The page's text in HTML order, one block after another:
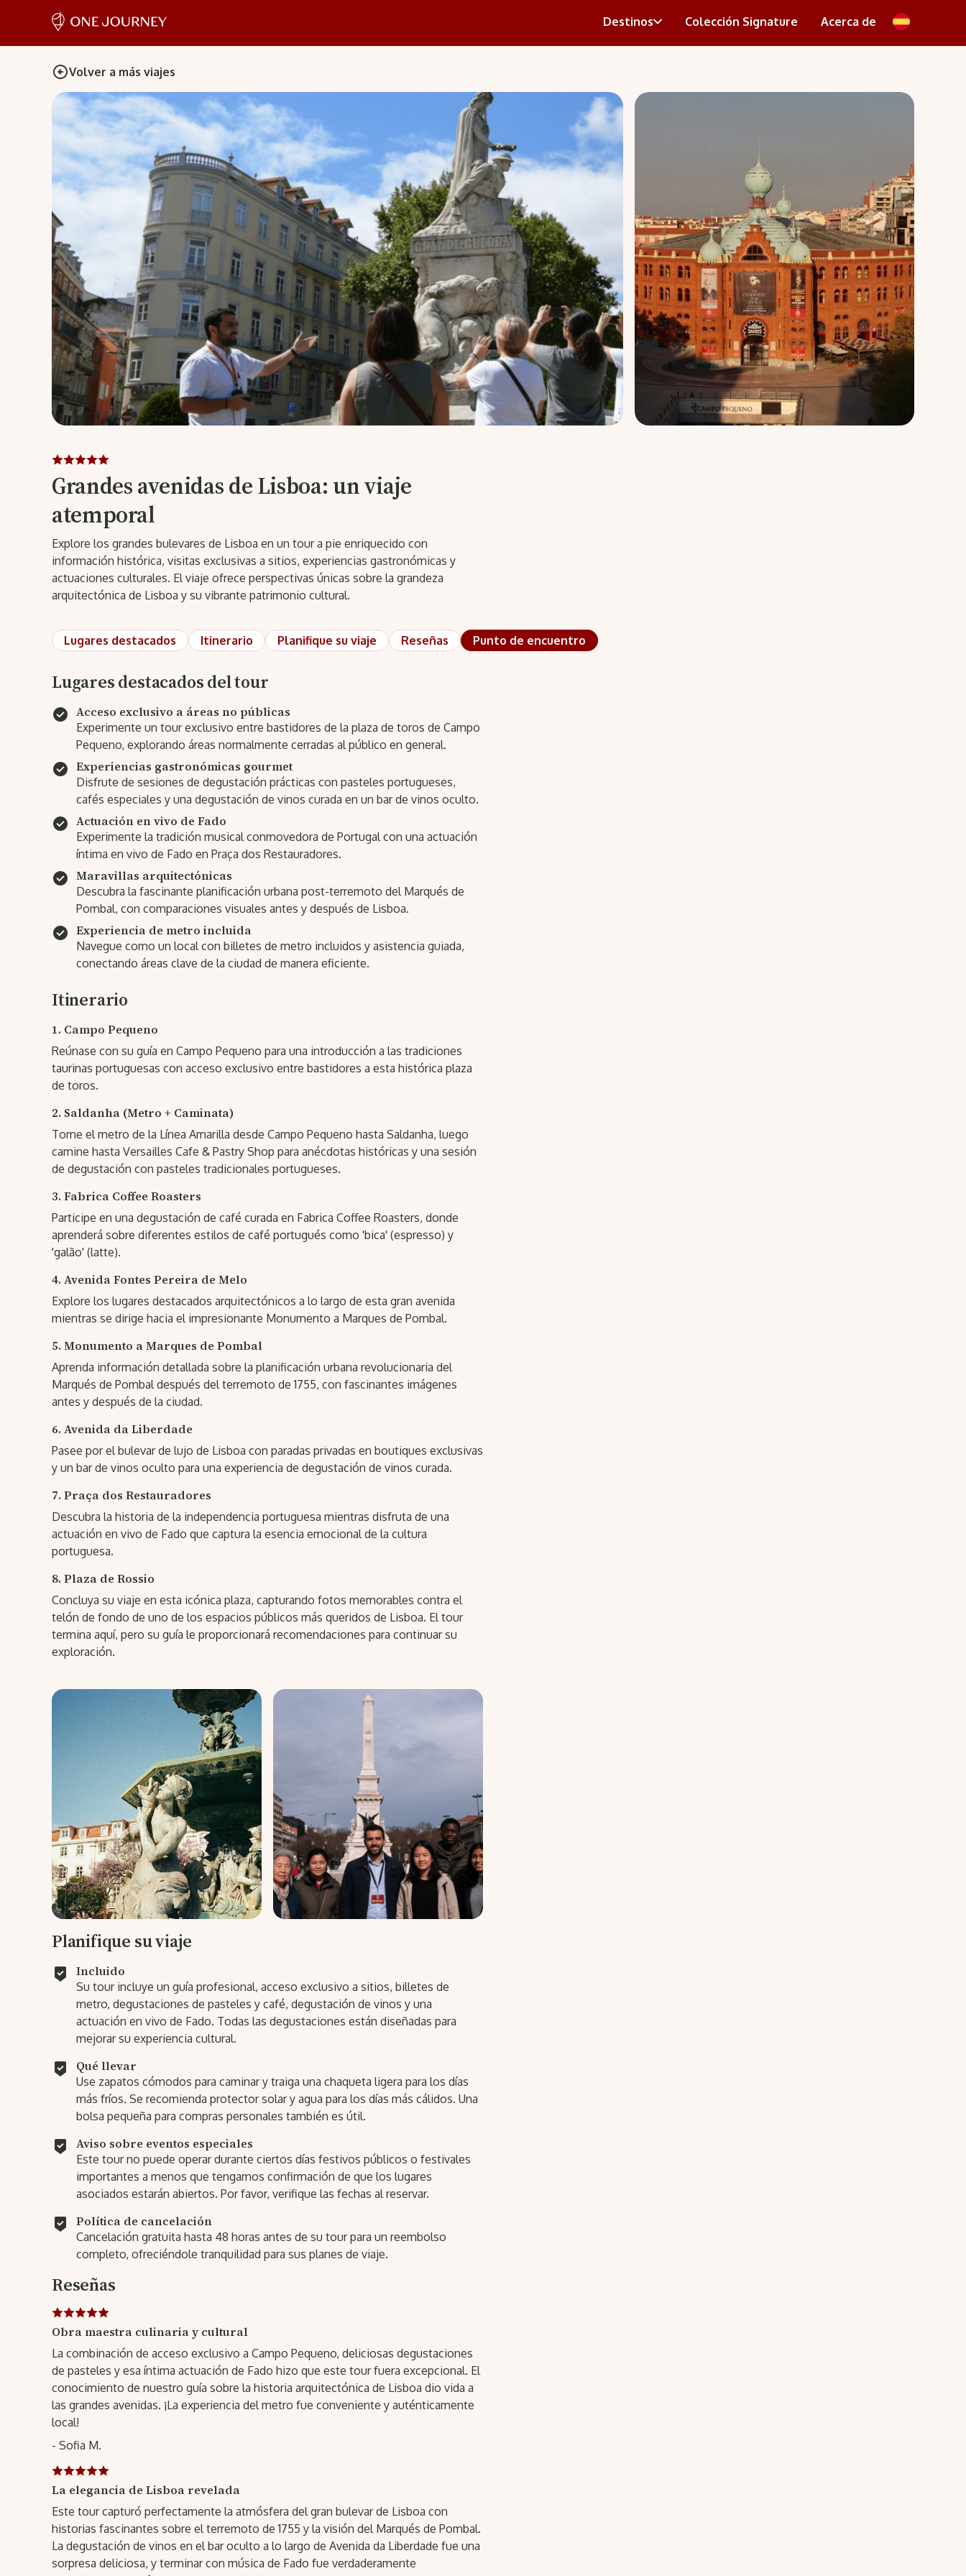
Destinos Colección Signature Acerca de
Volver a más viajes
Grandes avenidas de Lisboa: un viaje
atemporal
Explore los grandes bulevares de Lisboa en un tour a pie enriquecido con
información histórica, visitas exclusivas a sitios, experiencias gastronómicas y
actuaciones culturales. El viaje ofrece perspectivas únicas sobre la grandeza
arquitectónica de Lisboa y su vibrante patrimonio cultural.
Lugares destacados Itinerario Planifique su viaje Reseñas Punto de encuentro
Lugares destacados del tour
Acceso exclusivo a áreas no públicas
Experimente un tour exclusivo entre bastidores de la plaza de toros de Campo
Pequeno, explorando áreas normalmente cerradas al público en general.
Experiencias gastronómicas gourmet
Disfrute de sesiones de degustación prácticas con pasteles portugueses,
cafés especiales y una degustación de vinos curada en un bar de vinos oculto.
Actuación en vivo de Fado
Experimente la tradición musical conmovedora de Portugal con una actuación
íntima en vivo de Fado en Praça dos Restauradores.
Maravillas arquitectónicas
Descubra la fascinante planificación urbana post-terremoto del Marqués de
Pombal, con comparaciones visuales antes y después de Lisboa.
Experiencia de metro incluida
Navegue como un local con billetes de metro incluidos y asistencia guiada,
conectando áreas clave de la ciudad de manera eficiente.
Itinerario
1. Campo Pequeno
Reúnase con su guía en Campo Pequeno para una introducción a las tradiciones
taurinas portuguesas con acceso exclusivo entre bastidores a esta histórica plaza
de toros.
2. Saldanha (Metro + Caminata)
Tome el metro de la Línea Amarilla desde Campo Pequeno hasta Saldanha, luego
camine hasta Versailles Cafe & Pastry Shop para anécdotas históricas y una sesión
de degustación con pasteles tradicionales portugueses.
3. Fabrica Coffee Roasters
Participe en una degustación de café curada en Fabrica Coffee Roasters, donde
aprenderá sobre diferentes estilos de café portugués como 'bica' (espresso) y
'galão' (latte).
4. Avenida Fontes Pereira de Melo
Explore los lugares destacados arquitectónicos a lo largo de esta gran avenida
mientras se dirige hacia el impresionante Monumento a Marques de Pombal.
5. Monumento a Marques de Pombal
Aprenda información detallada sobre la planificación urbana revolucionaria del
Marqués de Pombal después del terremoto de 1755, con fascinantes imágenes
antes y después de la ciudad.
6. Avenida da Liberdade
Pasee por el bulevar de lujo de Lisboa con paradas privadas en boutiques exclusivas
y un bar de vinos oculto para una experiencia de degustación de vinos curada.
7. Praça dos Restauradores
Descubra la historia de la independencia portuguesa mientras disfruta de una
actuación en vivo de Fado que captura la esencia emocional de la cultura
portuguesa.
8. Plaza de Rossio
Concluya su viaje en esta icónica plaza, capturando fotos memorables contra el
telón de fondo de uno de los espacios públicos más queridos de Lisboa. El tour
termina aquí, pero su guía le proporcionará recomendaciones para continuar su
exploración.
Planifique su viaje
Incluido
Su tour incluye un guía profesional, acceso exclusivo a sitios, billetes de
metro, degustaciones de pasteles y café, degustación de vinos y una
actuación en vivo de Fado. Todas las degustaciones están diseñadas para
mejorar su experiencia cultural.
Qué llevar
Use zapatos cómodos para caminar y traiga una chaqueta ligera para los días
más fríos. Se recomienda protector solar y agua para los días más cálidos. Una
bolsa pequeña para compras personales también es útil.
Aviso sobre eventos especiales
Este tour no puede operar durante ciertos días festivos públicos o festivales
importantes a menos que tengamos confirmación de que los lugares
asociados estarán abiertos. Por favor, verifique las fechas al reservar.
Política de cancelación
Cancelación gratuita hasta 48 horas antes de su tour para un reembolso
completo, ofreciéndole tranquilidad para sus planes de viaje.
Reseñas
Obra maestra culinaria y cultural
La combinación de acceso exclusivo a Campo Pequeno, deliciosas degustaciones
de pasteles y esa íntima actuación de Fado hizo que este tour fuera excepcional. El
conocimiento de nuestro guía sobre la historia arquitectónica de Lisboa dio vida a
las grandes avenidas. ¡La experiencia del metro fue conveniente y auténticamente
local!
- Sofia M.
La elegancia de Lisboa revelada
Este tour capturó perfectamente la atmósfera del gran bulevar de Lisboa con
historias fascinantes sobre el terremoto de 1755 y la visión del Marqués de Pombal.
La degustación de vinos en el bar oculto a lo largo de Avenida da Liberdade fue una
sorpresa deliciosa, y terminar con música de Fado fue verdaderamente